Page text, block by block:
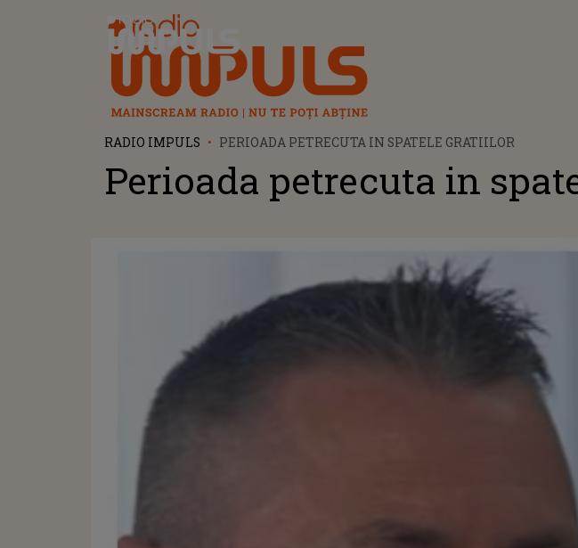
Radio Impuls
RADIO IMPULS PERIOADA PETRECUTA IN SPATELE GRATIILOR
Perioada petrecuta in